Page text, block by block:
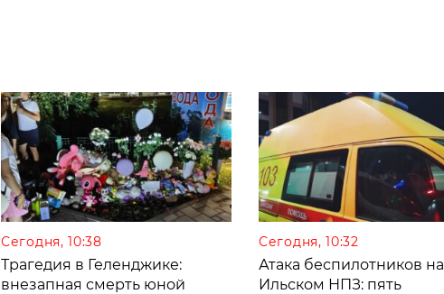
Сегодня, 10:38
Трагедия в Геленджике:
внезапная смерть юной
Сегодня, 10:32
Атака беспилотников на
Ильском НПЗ: пять